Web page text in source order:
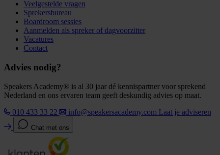
Veelgestelde vragen
Sprekersbureau
Boardroom sessies
Aanmelden als spreker of dagvoorzitter
Vacatures
Contact
Advies nodig?
Speakers Academy® is al 30 jaar dé kennispartner voor sprekend
Nederland en ons ervaren team geeft deskundig advies op maat.
010 433 33 22
info@speakersacademy.com Laat je adviseren
Chat met ons